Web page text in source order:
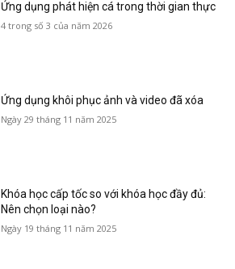
Ứng dụng phát hiện cá trong thời gian thực
4 trong số 3 của năm 2026
Ứng dụng khôi phục ảnh và video đã xóa
Ngày 29 tháng 11 năm 2025
Khóa học cấp tốc so với khóa học đầy đủ:
Nên chọn loại nào?
Ngày 19 tháng 11 năm 2025